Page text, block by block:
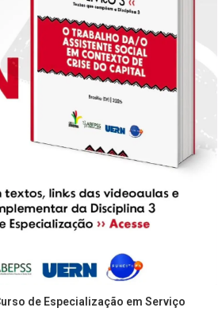
de Especialização em Serviço